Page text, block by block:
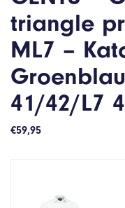
triangle
ML7 –
41/42/L7
€59,95